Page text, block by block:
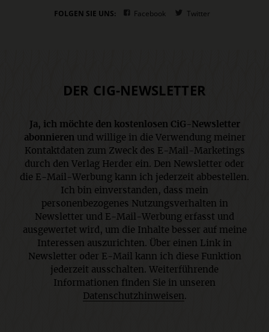
FOLGEN SIE UNS: Facebook Twitter
DER CIG-NEWSLETTER
Ja, ich möchte den kostenlosen CiG-Newsletter
abonnierenund willige in die Verwendung meiner
Kontaktdaten zum Zweck des E-Mail-Marketings
durch den Verlag Herder ein. Den Newsletter oder
die E-Mail-Werbung kann ich jederzeit abbestellen.
Ich bin einverstanden, dass mein
personenbezogenes Nutzungsverhalten in
Newsletter und E-Mail-Werbung erfasst und
ausgewertet wird, um die Inhalte besser auf meine
Interessen auszurichten. Über einen Link in
Newsletter oder E-Mail kann ich diese Funktion
jederzeit ausschalten. Weiterführende
Informationen finden Sie in unseren
Datenschutzhinweisen.